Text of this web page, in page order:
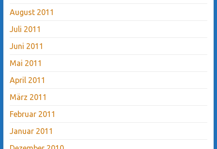
August 2011
Juli 2011
Juni 2011
Mai 2011
April 2011
März 2011
Februar 2011
Januar 2011